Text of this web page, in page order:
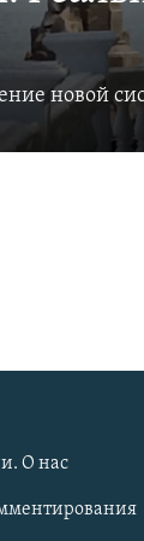
новой
О нас